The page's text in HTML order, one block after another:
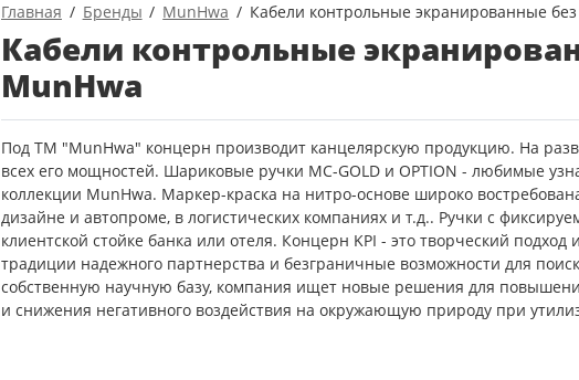
Главная Бренды MunHwa Кабели контрольные экранированные
Кабели контрольные
MunHwa
Под ТМ "MunHwa" концерн производит канцелярскую продукцию. На
всех его мощностей. Шариковые ручки MC-GOLD и OPTION - любимые
коллекции MunHwa. Маркер-краска на нитро-основе широко
дизайне и автопроме, в логистических компаниях и т.д.. Ручки с
клиентской стойке банка или отеля. Концерн KPI - это творческий подход
традиции надежного партнерства и безграничные возможности для
собственную научную базу, компания ищет новые решения для
и снижения негативного воздействия на окружающую природу при